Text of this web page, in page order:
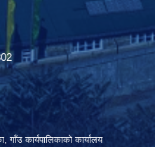
कार्यपालिकाको कार्यालय